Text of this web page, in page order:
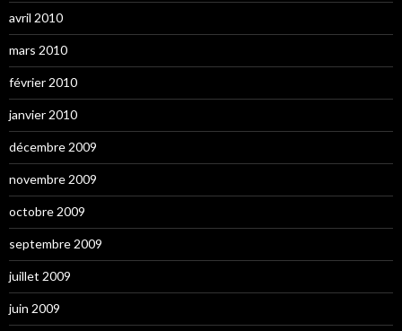
avril 2010
mars 2010
février 2010
janvier 2010
décembre 2009
novembre 2009
octobre 2009
septembre 2009
juillet 2009
juin 2009